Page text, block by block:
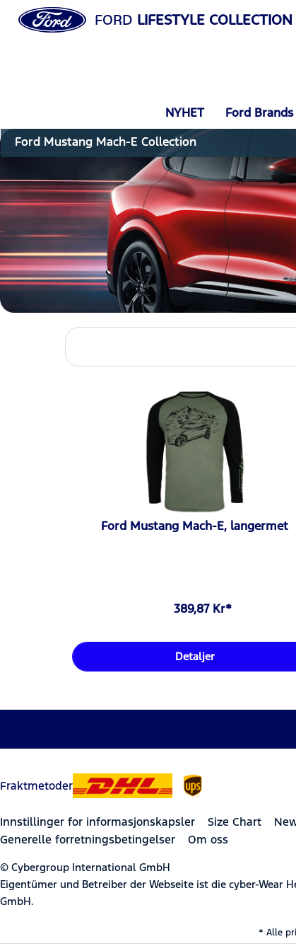
FORD LIFESTYLE COLLECTION
NYHET Ford Brands
Ford Mustang Mach-E Collection
Ford Mustang Mach-E, langermet
389,87 Kr*
Detaljer
Fraktmetoder
Innstillinger for informasjonskapsler Size Chart
Generelle forretningsbetingelser
Om oss
© Cybergroup International GmbH
Eigentümer und Betreiber der Webseite ist die cyber-Wear
GmbH.
* Alle